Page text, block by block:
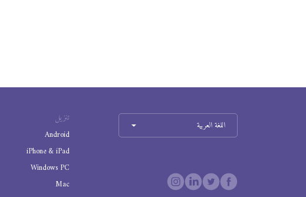
تنزيل
Android
iPhone & iPad
Windows PC
Mac
اللغة العربية